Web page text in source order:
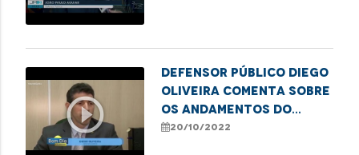
play_circle_outline
Defensor público Diego
Oliveira comenta sobre
os andamentos do
processo contra a Vivo
20/10/2022